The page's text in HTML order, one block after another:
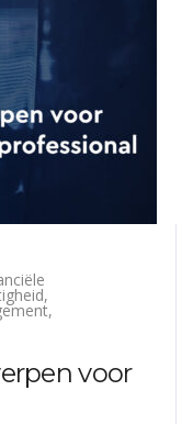
,
,
voor